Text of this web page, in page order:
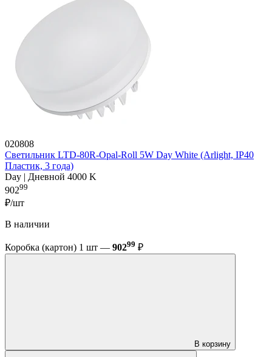
020808
Светильник LTD-80R-Opal-Roll 5W Day White (Arlight, IP40
Пластик, 3 года)
Day | Дневной 4000 K
90299
₽/шт
В наличии
Коробка (картон) 1 шт — 90299 ₽
В корзину